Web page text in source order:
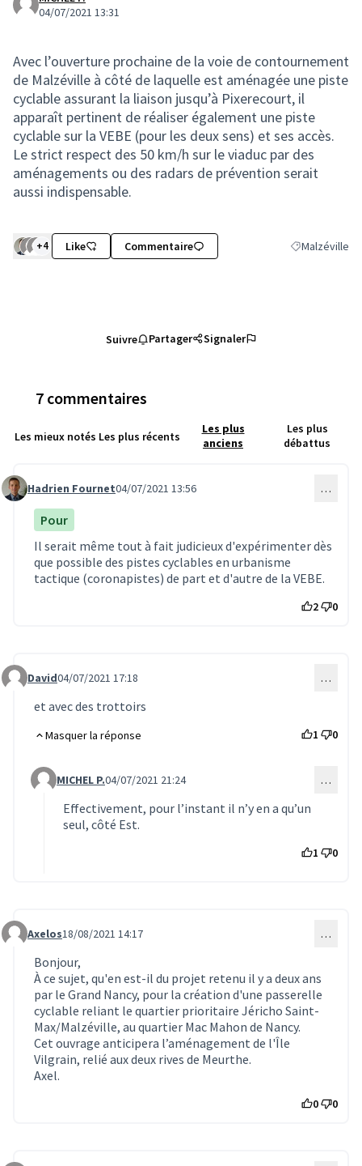
04/07/2021 13:31
Avec l’ouverture prochaine de la voie de contournement
de Malzéville à côté de laquelle est aménagée une piste
cyclable assurant la liaison jusqu’à Pixerecourt, il
apparaît pertinent de réaliser également une piste
cyclable sur la VEBE (pour les deux sens) et ses accès.
Le strict respect des 50 km/h sur le viaduc par des
aménagements ou des radars de prévention serait
aussi indispensable.
+4 Like Commentaire Filtrer les
Malzéville
Suivre Partager Signaler
7 commentaires
Les mieux notés Les plus récents
Les plus
anciens
Les plus
débattus
Commentaire 1688
Hadrien Fournet04/07/2021 13:56 …
Pour
Il serait même tout à fait judicieux d'expérimenter dès
que possible des pistes cyclables en urbanisme
tactique (coronapistes) de part et d'autre de la VEBE.
2 0
Commentaire 1696
David04/07/2021 17:18 …
et avec des trottoirs
Masquer la réponse 1 0
Commentaire 1697 (réponse au commentaire 1696)
MICHEL P.04/07/2021 21:24 …
Effectivement, pour l’instant il n’y en a qu’un
seul, côté Est.
1 0
Commentaire 1749
Axelos18/08/2021 14:17 …
Bonjour,
À ce sujet, qu'en est-il du projet retenu il y a deux ans
par le Grand Nancy, pour la création d'une passerelle
cyclable reliant le quartier prioritaire Jéricho Saint-
Max/Malzéville, au quartier Mac Mahon de Nancy.
Cet ouvrage anticipera l’aménagement de l'Île
Vilgrain, relié aux deux rives de Meurthe.
Axel.
0 0